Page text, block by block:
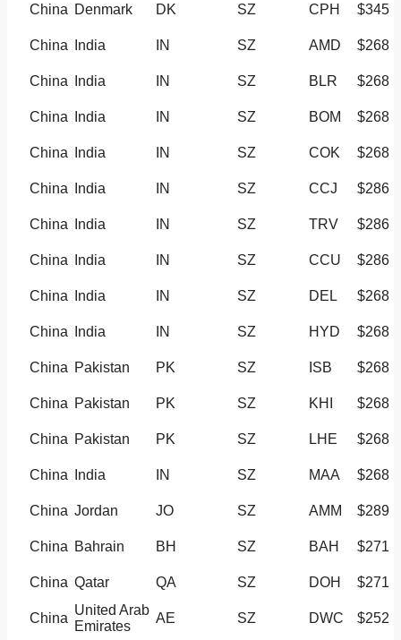
China Denmark DK SZ CPH $345
China India IN SZ AMD $268
China India IN SZ BLR $268
China India IN SZ BOM $268
China India IN SZ COK $268
China India IN SZ CCJ $286
China India IN SZ TRV $286
China India IN SZ CCU $286
China India IN SZ DEL $268
China India IN SZ HYD $268
China Pakistan PK SZ ISB $268
China Pakistan PK SZ KHI $268
China Pakistan PK SZ LHE $268
China India IN SZ MAA $268
China Jordan JO SZ AMM $289
China Bahrain BH SZ BAH $271
China Qatar QA SZ DOH $271
China
United Arab
Emirates
AE SZ DWC
$252